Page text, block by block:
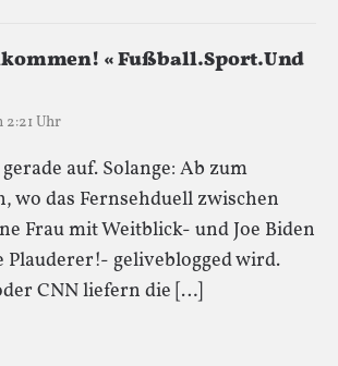
« Fußball.Sport.Und
2:21 Uhr
auf. Solange: Ab zum
wo das Fernsehduell zwischen
Frau mit Weitblick- und Joe Biden
Plauderer!- geliveblogged wird.
CNN liefern die […]